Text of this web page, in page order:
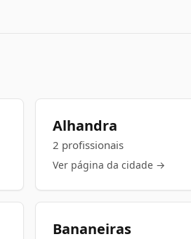
Alhandra
2 profissionais
Ver página da cidade →
Bananeiras